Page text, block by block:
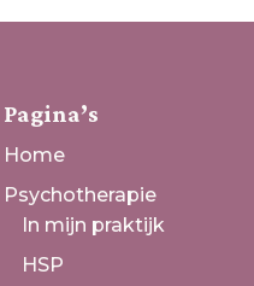
Pagina’s
Home
Psychotherapie
In mijn praktijk
HSP